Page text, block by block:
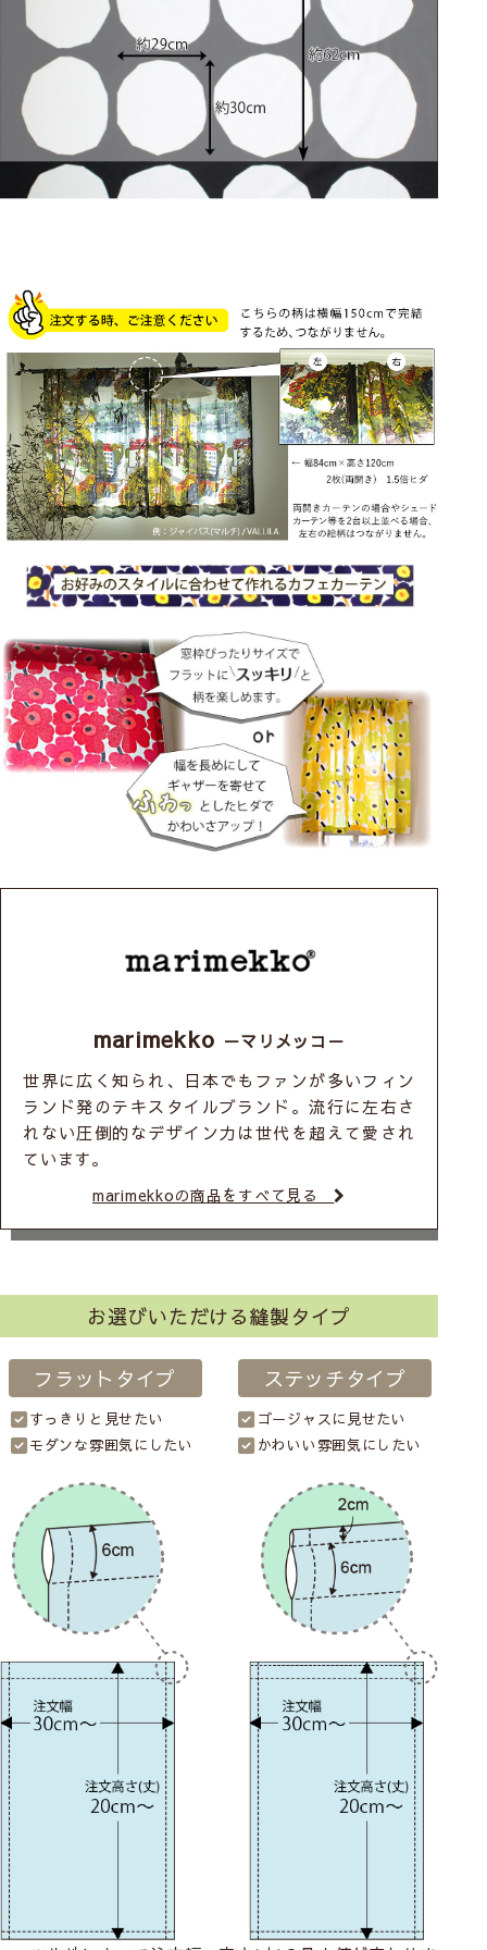
marimekko －マリメッコ－
世界に広く知られ、日本でもファンが多いフィン
ランド発のテキスタイルブランド。流行に左右さ
れない圧倒的なデザイン力は世代を超えて愛され
ています。
marimekkoの商品をすべて見る
お選びいただける縫製タイプ
フラットタイプ
すっきりと見せたい
モダンな雰囲気にしたい
ステッチタイプ
ゴージャスに見せたい
かわいい雰囲気にしたい